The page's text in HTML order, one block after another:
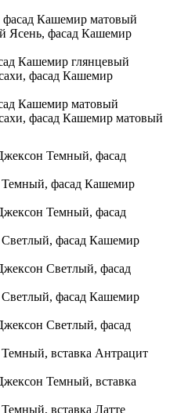
Ясень, фасад Кашемир
фасад Кашемир
фасад Кашемир матовый
Темный, фасад
Темный, фасад
Светлый, фасад
Светлый, фасад
Темный, вставка